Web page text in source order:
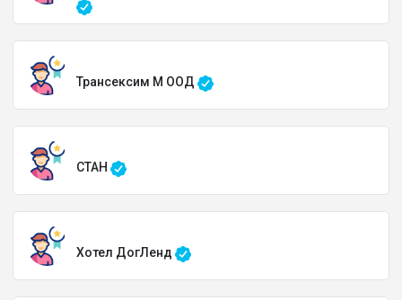
Трансексим М ООД
СТАН
Хотел ДогЛенд